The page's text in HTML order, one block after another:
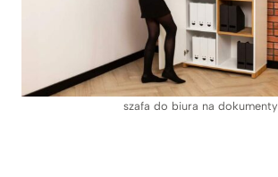
szafa do biura na dokumenty